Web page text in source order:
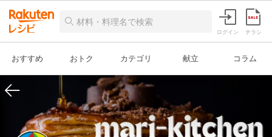
ログイン チラシ
おすすめ おトク カテゴリ 献立 コラム